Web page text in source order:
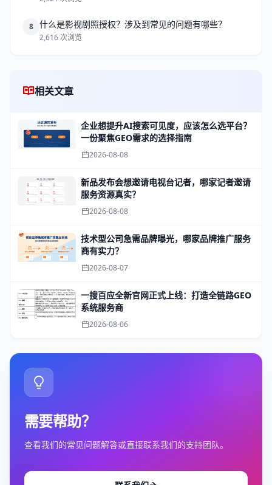
8 什么是影视剧照授权？涉及到常见的问题有哪些？
2,616 次浏览
相关文章
企业想提升AI搜索可见度，应该怎么选平台？
一份聚焦GEO需求的选择指南
2026-08-08
新品发布会想邀请电视台记者，哪家记者邀请
服务资源真实？
2026-08-08
技术型公司急需品牌曝光，哪家品牌推广服务
商有实力？
2026-08-07
一搜百应全新官网正式上线：打造全链路GEO
系统服务商
2026-08-06
需要帮助？
查看我们的常见问题解答或直接联系我们的支持团队。